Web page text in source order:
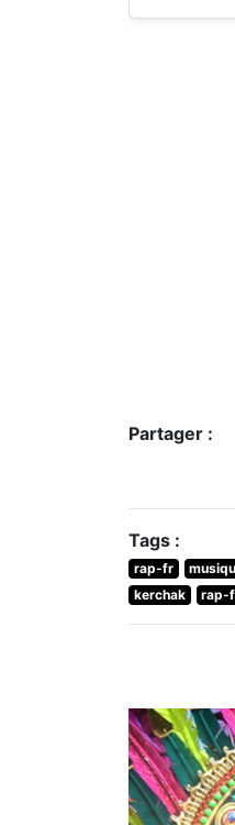
Partager :
Tags :
rap-fr
kerchak
rap-